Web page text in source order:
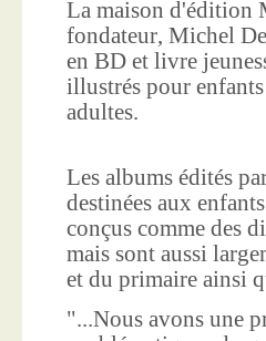
La maison d'édition
fondateur, Michel
en BD et livre
illustrés pour
adultes.
Les albums édités
destinées aux
conçus comme des
mais sont aussi
et du primaire ainsi
"...Nous avons une